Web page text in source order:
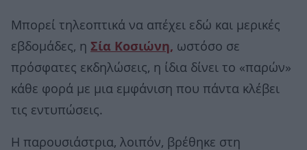
Μπορεί τηλεοπτικά να απέχει εδώ και μερικές
εβδομάδες, η Σία Κοσιώνη, ωστόσο σε
πρόσφατες εκδηλώσεις, η ίδια δίνει το «παρών»
κάθε φορά με μια εμφάνιση που πάντα κλέβει
τις εντυπώσεις.
Η παρουσιάστρια, λοιπόν, βρέθηκε στη